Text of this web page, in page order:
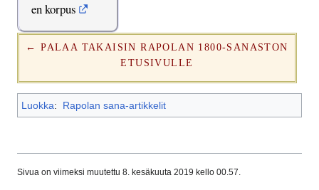
en korpus
← PALAA TAKAISIN RAPOLAN 1800-SANASTON
ETUSIVULLE
Luokka: Rapolan sana-artikkelit
Sivua on viimeksi muutettu 8. kesäkuuta 2019 kello 00.57.